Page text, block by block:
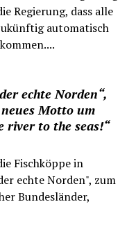
Regierung, dass alle
automatisch
echte Norden“,
Motto um
river to the seas!“
Fischköppe in
echte Norden", zum
Bundesländer,